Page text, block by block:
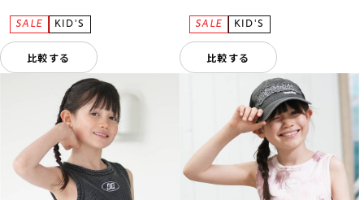
比較する 比較する